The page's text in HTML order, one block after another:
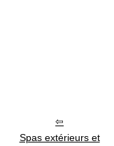
Spas extérieurs et